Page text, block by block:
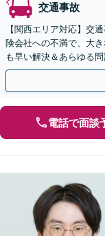
交通事故
【関西エリア対応】交
険会社への不満で、大
も早い解決＆あらゆる
示談金の増額や適切な
電話で面談